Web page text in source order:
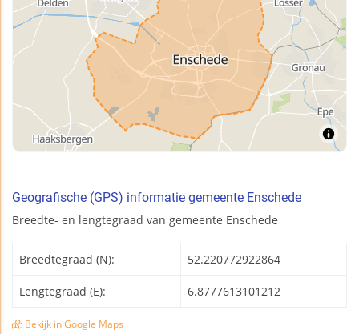
Geografische (GPS) informatie gemeente Enschede
Breedte- en lengtegraad van gemeente Enschede
Breedtegraad (N): 52.220772922864
Lengtegraad (E): 6.8777613101212
Bekijk in Google Maps